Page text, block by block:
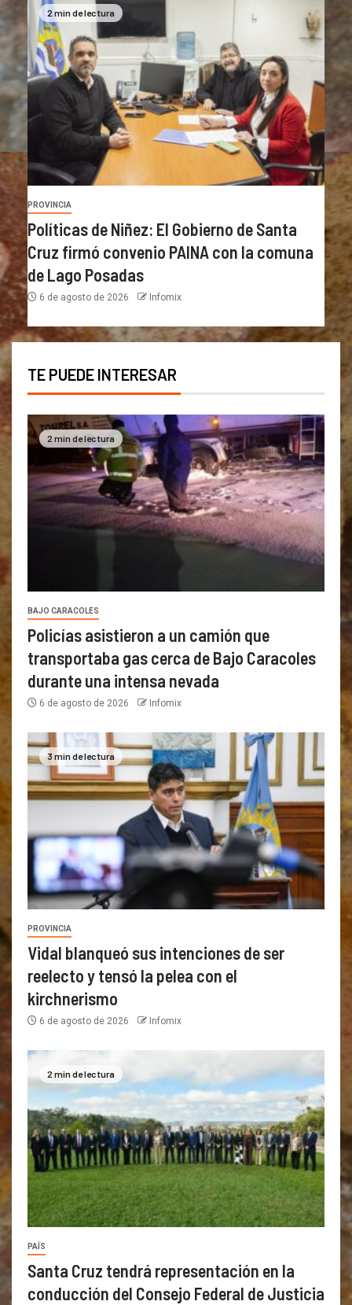
2 min de lectura
PROVINCIA
Políticas de Niñez: El Gobierno de Santa
Cruz firmó convenio PAINA con la comuna
de Lago Posadas
6 de agosto de 2026 Infomix
TE PUEDE INTERESAR
2 min de lectura
BAJO CARACOLES
Policías asistieron a un camión que
transportaba gas cerca de Bajo Caracoles
durante una intensa nevada
6 de agosto de 2026 Infomix
3 min de lectura
PROVINCIA
Vidal blanqueó sus intenciones de ser
reelecto y tensó la pelea con el
kirchnerismo
6 de agosto de 2026 Infomix
2 min de lectura
PAÍS
Santa Cruz tendrá representación en la
conducción del Consejo Federal de Justicia